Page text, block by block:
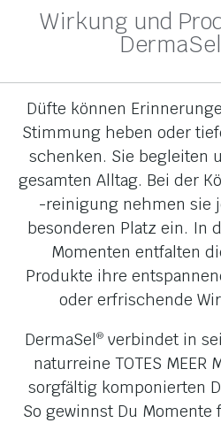
Wirkung und
DermaSel
Düfte können
Stimmung heben oder
schenken. Sie begleiten
gesamten Alltag. Bei der
-reinigung nehmen sie
besonderen Platz ein. In
Momenten entfalten
Produkte ihre
oder erfrischende
DermaSel®verbindet in
naturreine TOTES MEER
sorgfältig komponierten
So gewinnst Du Momente